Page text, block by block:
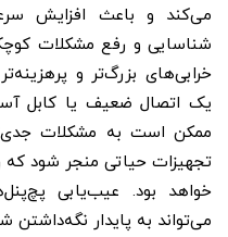
می‌کند و باعث افزایش
شناسایی و رفع مشکلات
خرابی‌های بزرگ‌تر و
یک اتصال ضعیف یا کابل
ممکن است به مشکلات
تجهیزات حیاتی منجر شود که
خواهد بود. عیب‌یابی
می‌تواند به پایدار نگه‌داشتن